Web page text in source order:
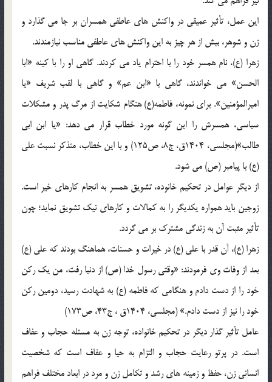
این عمل، تأثیر عمیقی در واکنش های عاطفی همسران بر جا می گذارد و
زن و شوهر، بیش از هر چیز به این واکنش های عاطفی مناسب نیازمندند.
زهرا (ع)، نام همسر خود را با احترام یاد می کردند. گاهی او را با کینه «ابا
الحسن» می خواندند، گاهی با «ابن عم» و گاهی با لقب شریف «یا
امیرالمؤمنین». برای نمونه، فاطمه(ع) هنگام شکایت از مرگ پدر و مشکلات
سیاسی، همسرش را این گونه مورد خطاب قرار می دهد: «یا ابن ابی
طالب»(مجلسی، 1404ق، ج8، ص125) و با این خطاب، متذکر نسبت علی
(ع) با پیامبر (ص) می شود.
از دیگر عوامل در تحکیم خانوده، تشویق همسر به انجام کارهای خیر است.
زوجین باید همواره یکدیگر را به کمالات و کارهای نیک تشویق نماید؛ چون
تأثیر مثبت آن به زندگی مشترک بر می گردد.
زهرا (ع)، آن قدر با علی (ع) در خیرات و حسنات، هماهنگ بودند که علی (ع)
بعد از وفات وی فرمودند: «وقتی رسول خدا (ص) از دنیا رفت، من یک رکن
خود را از دست دادم و هنگامی که فاطمه (ع) به شهادت رسید، دومین رکن
خود را نیز از دست دادم.» (مجلسی، 1404ق ، ج43، ص173)
عامل تأثیر گذار دیگر در تحکیم خانواده، توجه زن به مسئله حجاب و عفاف
است. در پرتو رعایت حجاب و التزام به حیا و عفاف است که شخصیت
انسانی زن، حفظ و زمینه های رشد و تکامل زن و مرد در ابعاد مختلف فراهم